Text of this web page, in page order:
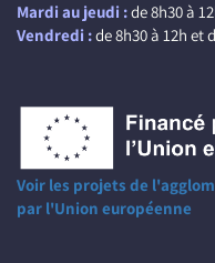
Mardi au jeudi :de 8h30 à
Vendredi :de 8h30 à 12h et
Voir les projets de
par l'Union européenne